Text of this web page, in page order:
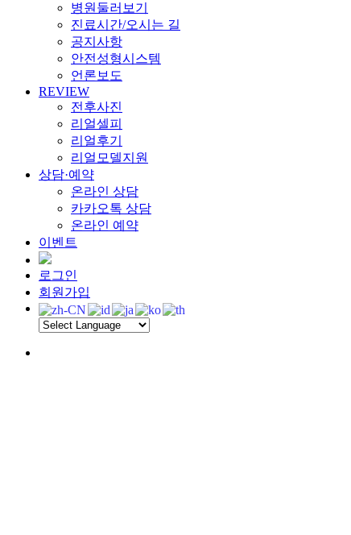
병원둘러보기
진료시간/오시는 길
공지사항
안전성형시스템
언론보도
REVIEW
전후사진
리얼셀피
리얼후기
리얼모델지원
상담·예약
온라인 상담
카카오톡 상담
온라인 예약
이벤트
로그인
회원가입